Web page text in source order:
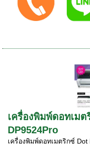
เครื่องพิมพ์ดอทเม
DP9524Pro
เครื่องพิมพ์ดอทเมตริกซ์